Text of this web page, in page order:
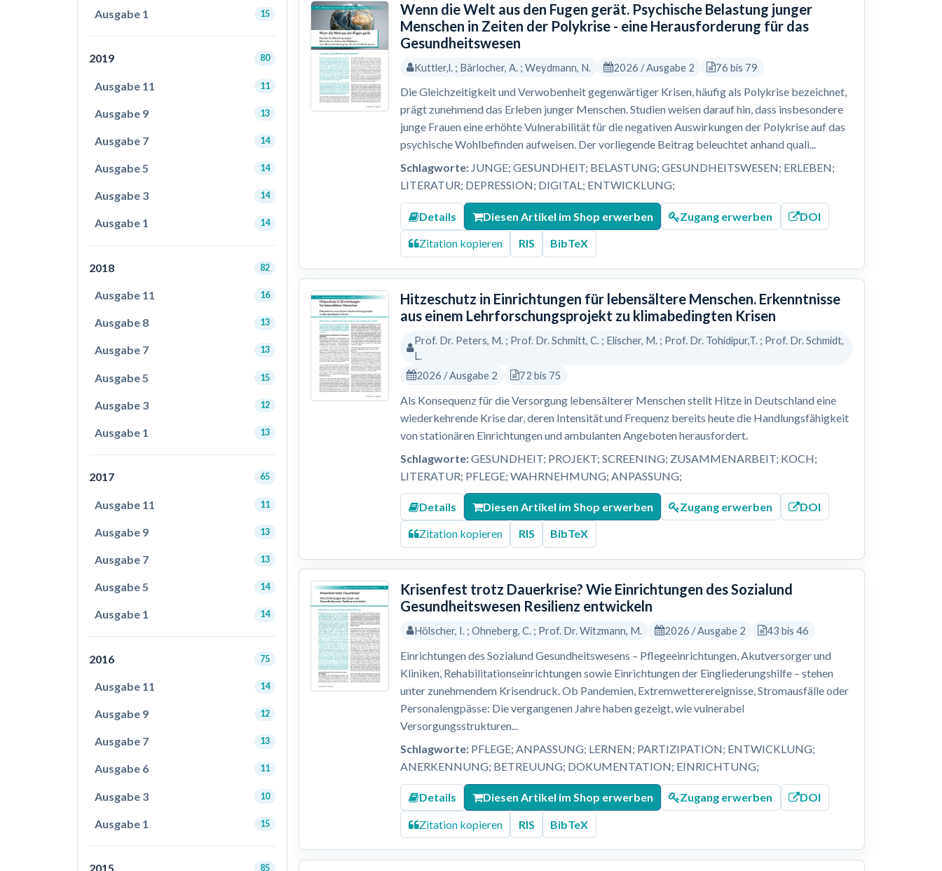
Ausgabe 1 15
2019 80
Ausgabe 11 11
Ausgabe 9 13
Ausgabe 7 14
Ausgabe 5 14
Ausgabe 3 14
Ausgabe 1 14
2018 82
Ausgabe 11 16
Ausgabe 8 13
Ausgabe 7 13
Ausgabe 5 15
Ausgabe 3 12
Ausgabe 1 13
2017 65
Ausgabe 11 11
Ausgabe 9 13
Ausgabe 7 13
Ausgabe 5 14
Ausgabe 1 14
2016 75
Ausgabe 11 14
Ausgabe 9 12
Ausgabe 7 13
Ausgabe 6 11
Ausgabe 3 10
Ausgabe 1 15
2015 85
Wenn die Welt aus den Fugen gerät. Psychische Belastung junger
Menschen in Zeiten der Polykrise - eine Herausforderung für das
Gesundheitswesen
Kuttler,l. ; Bärlocher, A. ; Weydmann, N. 2026 / Ausgabe 2 76 bis 79
Die Gleichzeitigkeit und Verwobenheit gegenwärtiger Krisen, häufig als Polykrise bezeichnet,
prägt zunehmend das Erleben junger Menschen. Studien weisen darauf hin, dass insbesondere
junge Frauen eine erhöhte Vulnerabilität für die negativen Auswirkungen der Polykrise auf das
psychische Wohlbefinden aufweisen. Der vorliegende Beitrag beleuchtet anhand quali...
Schlagworte: JUNGE; GESUNDHEIT; BELASTUNG; GESUNDHEITSWESEN; ERLEBEN;
LITERATUR; DEPRESSION; DIGITAL; ENTWICKLUNG;
Details Diesen Artikel im Shop erwerben Zugang erwerben DOI
Zitation kopieren RIS BibTeX
Hitzeschutz in Einrichtungen für lebensältere Menschen. Erkenntnisse
aus einem Lehrforschungsprojekt zu klimabedingten Krisen
Prof. Dr. Peters, M. ; Prof. Dr. Schmitt, C. ; Elischer, M. ; Prof. Dr. Tohidipur,T. ; Prof. Dr. Schmidt,
L.
2026 / Ausgabe 2
72 bis 75
Als Konsequenz für die Versorgung lebensälterer Menschen stellt Hitze in Deutschland eine
wiederkehrende Krise dar, deren Intensität und Frequenz bereits heute die Handlungsfähigkeit
von stationären Einrichtungen und ambulanten Angeboten herausfordert.
Schlagworte:GESUNDHEIT; PROJEKT; SCREENING; ZUSAMMENARBEIT; KOCH;
LITERATUR; PFLEGE; WAHRNEHMUNG; ANPASSUNG;
Details Diesen Artikel im Shop erwerben Zugang erwerben DOI
Zitation kopieren RIS BibTeX
Krisenfest trotz Dauerkrise? Wie Einrichtungen des Sozialund
Gesundheitswesen Resilienz entwickeln
Hölscher, I. ; Ohneberg, C. ; Prof. Dr. Witzmann, M. 2026 / Ausgabe 2 43 bis 46
Einrichtungen des Sozialund Gesundheitswesens – Pflegeeinrichtungen, Akutversorger und
Kliniken, Rehabilitationseinrichtungen sowie Einrichtungen der Eingliederungshilfe – stehen
unter zunehmendem Krisendruck. Ob Pandemien, Extremwetterereignisse, Stromausfälle oder
Personalengpässe: Die vergangenen Jahre haben gezeigt, wie vulnerabel
Versorgungsstrukturen...
Schlagworte: PFLEGE; ANPASSUNG; LERNEN; PARTIZIPATION; ENTWICKLUNG;
ANERKENNUNG; BETREUUNG; DOKUMENTATION; EINRICHTUNG;
Details Diesen Artikel im Shop erwerben Zugang erwerben DOI
Zitation kopieren RIS BibTeX